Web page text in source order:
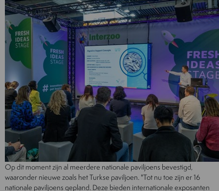
Op dit moment zijn al meerdere nationale paviljoens bevestigd,
waaronder nieuwe zoals het Turkse paviljoen. "Tot nu toe zijn er 16
nationale paviljoens gepland. Deze bieden internationale exposanten